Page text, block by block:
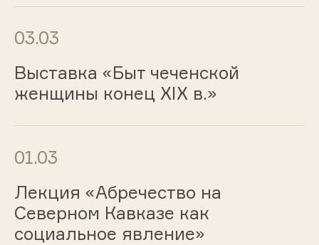
03.03
Выставка «Быт чеченской
женщины конец XIX в.»
01.03
Лекция «Абречество на
Северном Кавказе как
социальное явление»